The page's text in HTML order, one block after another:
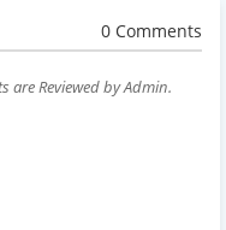
0 Comments
are Reviewed by Admin.